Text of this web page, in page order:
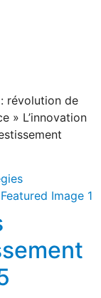
révolution de
» L’innovation